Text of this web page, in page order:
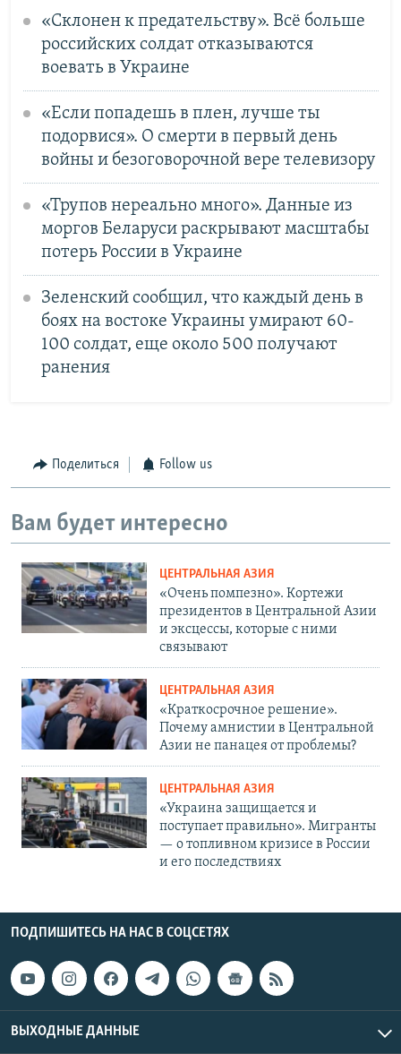
«Склонен к предательству». Всё больше
российских солдат отказываются
воевать в Украине
«Если попадешь в плен, лучше ты
подорвися». О смерти в первый день
войны и безоговорочной вере телевизору
«Трупов нереально много». Данные из
моргов Беларуси раскрывают масштабы
потерь России в Украине
Зеленский сообщил, что каждый день в
боях на востоке Украины умирают 60-
100 солдат, еще около 500 получают
ранения
Поделиться Follow us
Вам будет интересно
ЦЕНТРАЛЬНАЯ АЗИЯ
«Очень помпезно». Кортежи
президентов в Центральной Азии
и эксцессы, которые с ними
связывают
ЦЕНТРАЛЬНАЯ АЗИЯ
«Краткосрочное решение».
Почему амнистии в Центральной
Азии не панацея от проблемы?
ЦЕНТРАЛЬНАЯ АЗИЯ
«Украина защищается и
поступает правильно». Мигранты
— о топливном кризисе в России
и его последствиях
ПОДПИШИТЕСЬ НА НАС В СОЦСЕТЯХ
ВЫХОДНЫЕ ДАННЫЕ